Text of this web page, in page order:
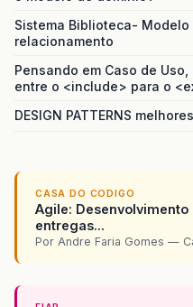
Sistema Biblioteca-
relacionamento
Pensando em Caso de
entre o <include> para o
DESIGN PATTERNS
CASA DO CODIGO
Agile:
entregas...
Por Andre Faria Gomes —